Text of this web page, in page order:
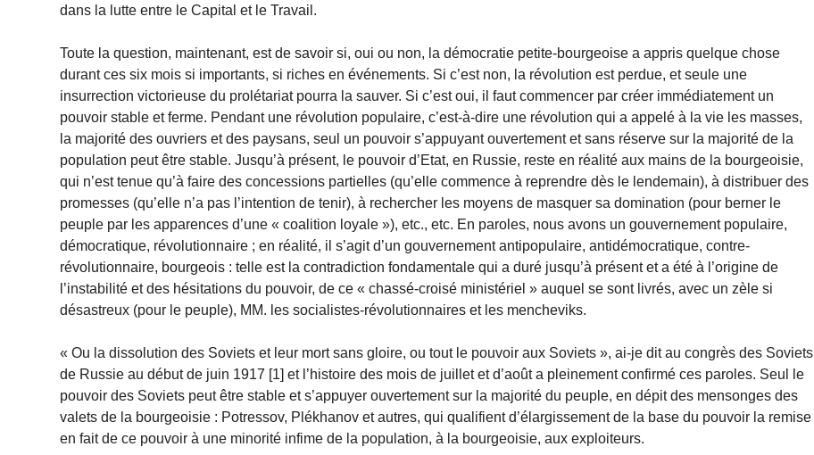
dans la lutte entre le Capital et le Travail.
Toute la question, maintenant, est de savoir si, oui ou non, la démocratie petite-bourgeoise a appris quelque chose
durant ces six mois si importants, si riches en événements. Si c’est non, la révolution est perdue, et seule une
insurrection victorieuse du prolétariat pourra la sauver. Si c’est oui, il faut commencer par créer immédiatement un
pouvoir stable et ferme. Pendant une révolution populaire, c’est-à-dire une révolution qui a appelé à la vie les masses,
la majorité des ouvriers et des paysans, seul un pouvoir s’appuyant ouvertement et sans réserve sur la majorité de la
population peut être stable. Jusqu’à présent, le pouvoir d’Etat, en Russie, reste en réalité aux mains de la bourgeoisie,
qui n’est tenue qu’à faire des concessions partielles (qu’elle commence à reprendre dès le lendemain), à distribuer des
promesses (qu’elle n’a pas l’intention de tenir), à rechercher les moyens de masquer sa domination (pour berner le
peuple par les apparences d’une « coalition loyale »), etc., etc. En paroles, nous avons un gouvernement populaire,
démocratique, révolutionnaire ; en réalité, il s’agit d’un gouvernement antipopulaire, anti­démocratique, contre-
révolutionnaire, bourgeois : telle est la contradiction fondamentale qui a duré jusqu’à présent et a été à l’origine de
l’instabilité et des hésitations du pouvoir, de ce « chassé-croisé ministériel » auquel se sont livrés, avec un zèle si
désastreux (pour le peuple), MM. les socialistes-révolutionnaires et les mencheviks.
« Ou la dissolution des Soviets et leur mort sans gloire, ou tout le pouvoir aux Soviets », ai-je dit au congrès des Soviets
de Russie au début de juin 1917 [1] et l’histoire des mois de juillet et d’août a pleinement confirmé ces paroles. Seul le
pouvoir des Soviets peut être stable et s’appuyer ouvertement sur la majorité du peuple, en dépit des mensonges des
valets de la bourgeoisie : Potressov, Plékhanov et autres, qui qualifient d’élargissement de la base du pouvoir la remise
en fait de ce pouvoir à une minorité infime de la population, à la bourgeoisie, aux exploiteurs.